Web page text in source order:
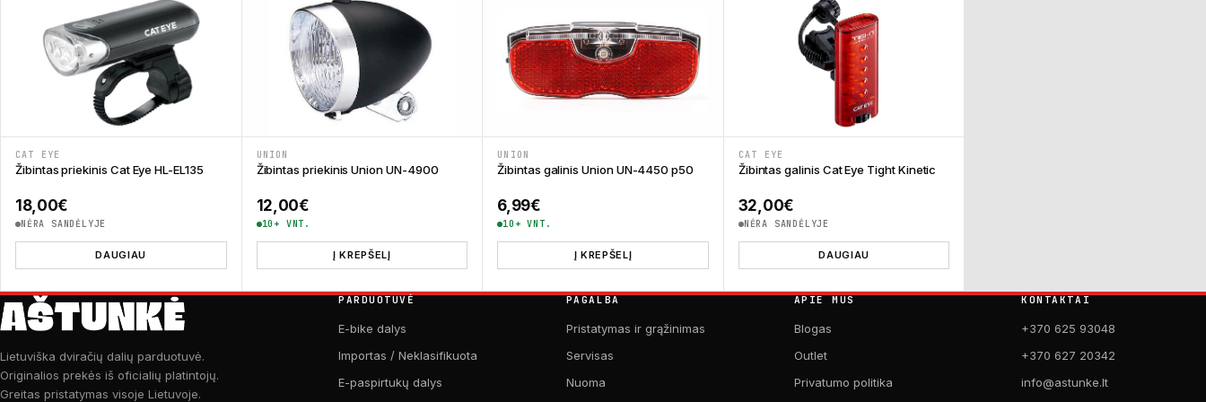
CAT EYE
Žibintas priekinis Cat Eye HL-EL135
18,00€
NĖRA SANDĖLYJE
DAUGIAU
UNION
Žibintas priekinis Union UN-4900
12,00€
10+ VNT.
Į KREPŠELĮ
UNION
Žibintas galinis Union UN-4450 p50
6,99€
10+ VNT.
Į KREPŠELĮ
CAT EYE
Žibintas galinis Cat Eye Tight Kinetic
32,00€
NĖRA SANDĖLYJE
DAUGIAU
Lietuviška dviračių dalių parduotuvė.
Originalios prekės iš oficialių platintojų.
Greitas pristatymas visoje Lietuvoje.
PARDUOTUVĖ
E-bike dalys
Importas / Neklasifikuota
E-paspirtukų dalys
PAGALBA
Pristatymas ir grąžinimas
Servisas
Nuoma
APIE MUS
Blogas
Outlet
Privatumo politika
KONTAKTAI
+370 625 93048
+370 627 20342
info@astunke.lt